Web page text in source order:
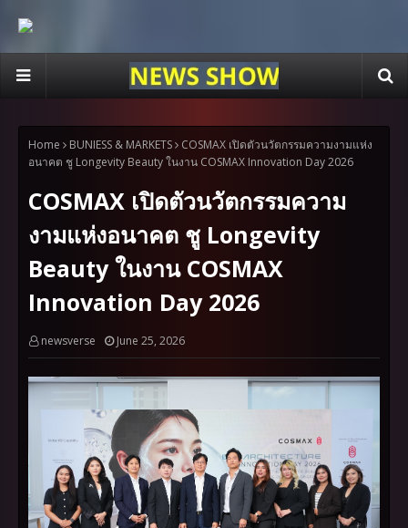
Home BUNIESS & MARKETS
COSMAX เปิดตัวนวัตกรรมความงามแห่ง
อนาคต ชู Longevity Beauty ในงาน COSMAX Innovation Day 2026
COSMAX เปิดตัวนวัตกรรมความ
งามแห่งอนาคต ชู Longevity
Beauty ในงาน COSMAX
Innovation Day 2026
newsverse June 25, 2026